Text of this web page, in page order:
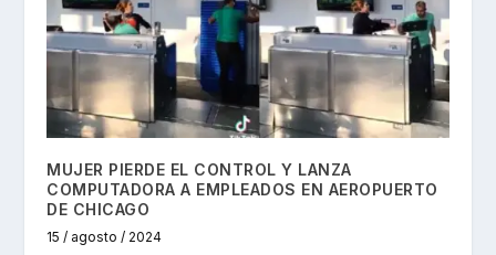
MUJER PIERDE EL CONTROL Y LANZA
COMPUTADORA A EMPLEADOS EN AEROPUERTO
DE CHICAGO
15 / agosto / 2024